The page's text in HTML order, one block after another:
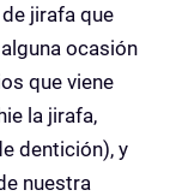
jirafa que
ocasión
que viene
la jirafa,
dentición), y
nuestra